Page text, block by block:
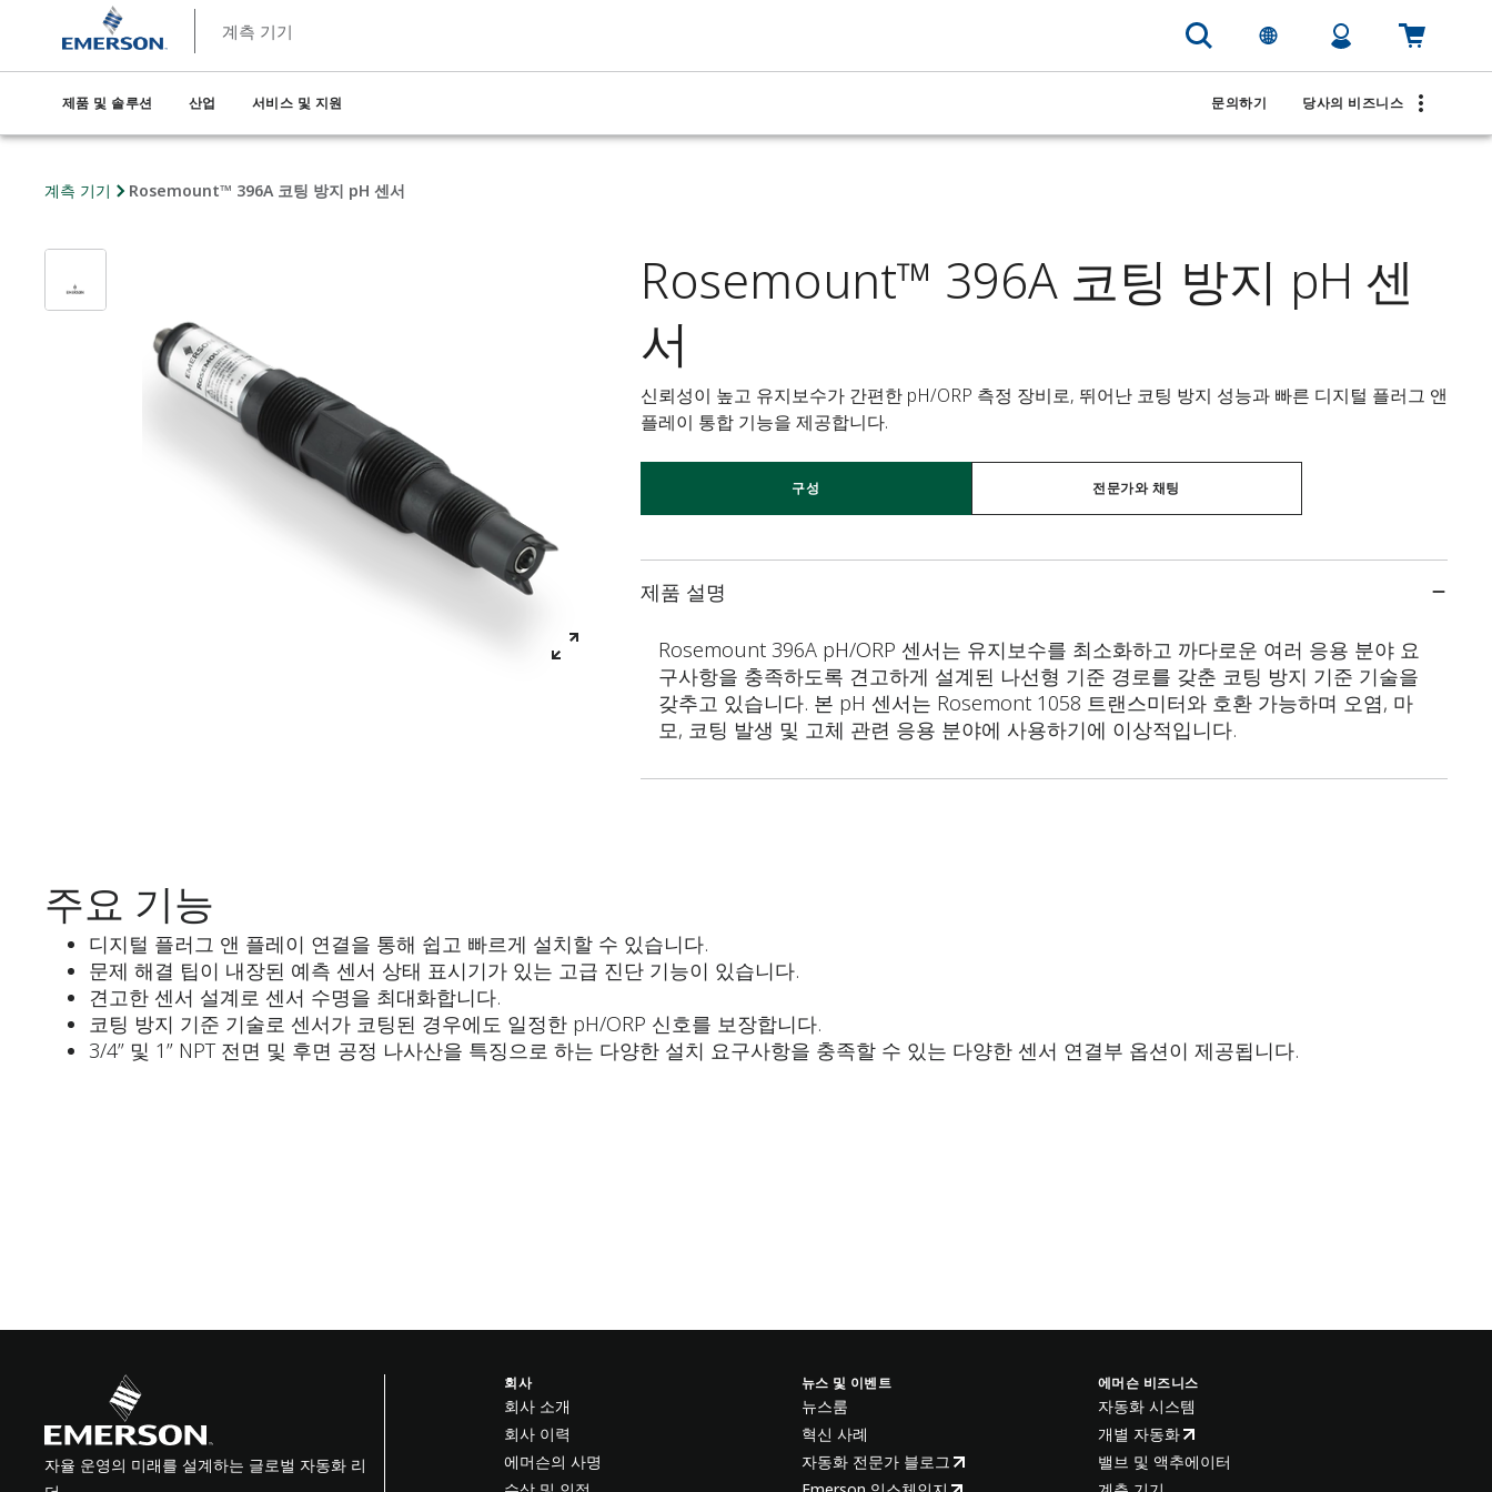
계측 기기
제품 및 솔루션 산업 서비스 및 지원 문의하기 당사의 비즈니스
계측 기기 Rosemount™ 396A 코팅 방지 pH 센서
Rosemount™ 396A 코팅 방지 pH 센
서
신뢰성이 높고 유지보수가 간편한 pH/ORP 측정 장비로, 뛰어난 코팅 방지 성능과 빠른 디지털 플러그 앤
플레이 통합 기능을 제공합니다.
구성 전문가와 채팅
제품 설명
Rosemount 396A pH/ORP 센서는 유지보수를 최소화하고 까다로운 여러 응용 분야 요
구사항을 충족하도록 견고하게 설계된 나선형 기준 경로를 갖춘 코팅 방지 기준 기술을
갖추고 있습니다. 본 pH 센서는 Rosemont 1058 트랜스미터와 호환 가능하며 오염, 마
모, 코팅 발생 및 고체 관련 응용 분야에 사용하기에 이상적입니다.
주요 기능
디지털 플러그 앤 플레이 연결을 통해 쉽고 빠르게 설치할 수 있습니다.
문제 해결 팁이 내장된 예측 센서 상태 표시기가 있는 고급 진단 기능이 있습니다.
견고한 센서 설계로 센서 수명을 최대화합니다.
코팅 방지 기준 기술로 센서가 코팅된 경우에도 일정한 pH/ORP 신호를 보장합니다.
3/4” 및 1” NPT 전면 및 후면 공정 나사산을 특징으로 하는 다양한 설치 요구사항을 충족할 수 있는 다양한 센서 연결부 옵션이 제공됩니다.
자율 운영의 미래를 설계하는 글로벌 자동화 리
회사
회사 소개
회사 이력
에머슨의 사명
뉴스 및 이벤트
뉴스룸
혁신 사례
자동화 전문가 블로그
에머슨 비즈니스
자동화 시스템
개별 자동화
밸브 및 액추에이터